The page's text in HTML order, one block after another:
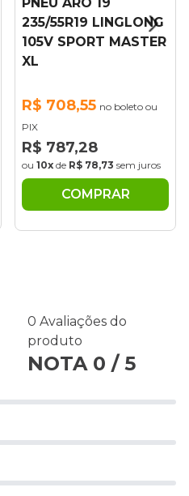
LINGLONG
MASTER
no boleto ou
sem juros
PNEU ARO
235/55R19
0 Avaliações do
produto
NOTA 0 / 5